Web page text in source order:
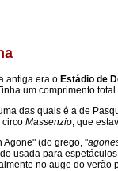
antiga era oEstádio de
um comprimento
das quais é a de
circo Massenzio, que
Agone" (do grego, "
usada para
no auge do verão